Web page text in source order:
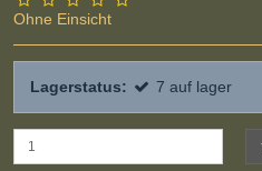
Ohne Einsicht
Lagerstatus: 7 auf lager